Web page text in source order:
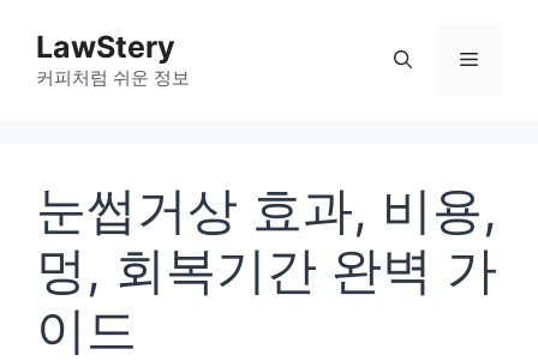
LawStery
커피처럼 쉬운 정보
메
눈썹거상 효과, 비용,
멍, 회복기간 완벽 가
이드